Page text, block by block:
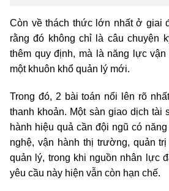
Còn về thách thức lớn nhất ở giai
rằng đó không chỉ là câu chuyện
thêm quy định, mà là năng lực
một khuôn khổ quản lý mới.
Trong đó, 2 bài toán nổi lên rõ
thanh khoản. Một sàn giao dịch tài
hành hiệu quả cần đội ngũ có
nghệ, vận hành thị trường, quản
quản lý, trong khi nguồn nhân lực
yêu cầu này hiện vẫn còn hạn chế.